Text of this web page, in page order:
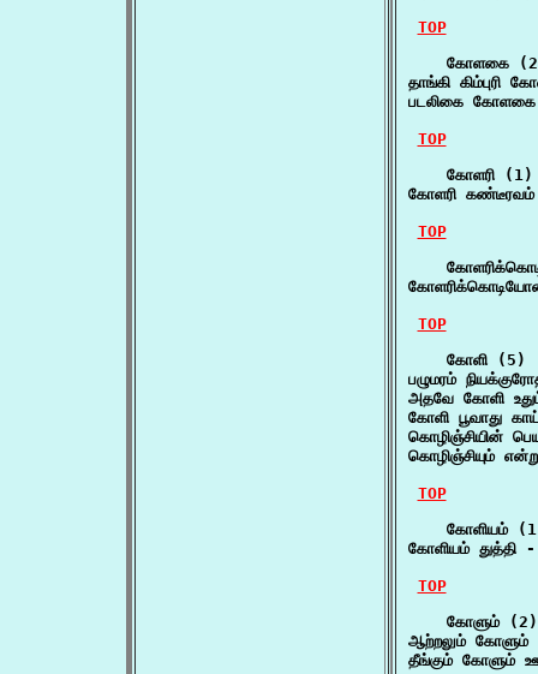
TOP
கோளகை
தாங்கி
படலிகை
TOP
    கோளரி (1)
கோளரி
TOP
TOP
    கோளி (5)
பழுமரம்
அதவே கோளி
கோளி பூவாது
கொழிஞ்சியின்
கொழிஞ்சியும்
TOP
கோளியம்
கோளியம் துத்தி
TOP
    கோளும் (2)
ஆற்றலும்
தீங்கும் கோளும்